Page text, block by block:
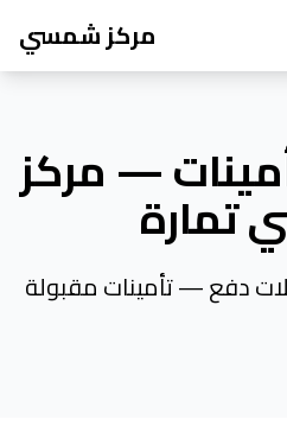
مركز شمسي
— مركز
دفع — تأمينات مقبولة